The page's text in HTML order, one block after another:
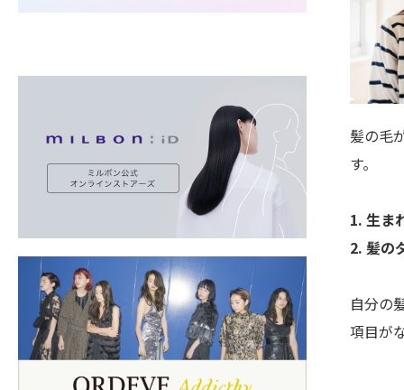
髪の毛
す。
1. 生ま
2. 髪の
自分の
項目が